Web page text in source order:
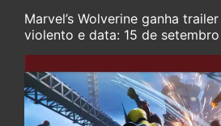
Marvel’s Wolverine ganha
violento e data: 15 de